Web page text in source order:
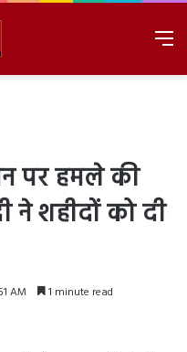
पर हमले की
ने शहीदों को दी
AM 1 minute read